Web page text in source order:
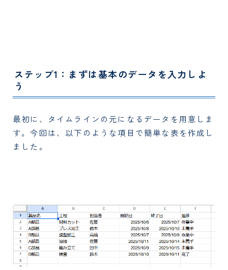
ステップ1：まずは基本のデータを入力しよ
う
最初に、タイムラインの元になるデータを用意しま
す。今回は、以下のような項目で簡単な表を作成し
ました。